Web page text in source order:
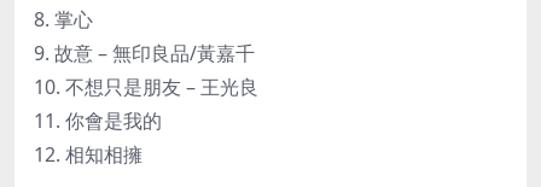
8. 掌心
9. 故意 – 無印良品/黃嘉千
10. 不想只是朋友 – 王光良
11. 你會是我的
12. 相知相擁